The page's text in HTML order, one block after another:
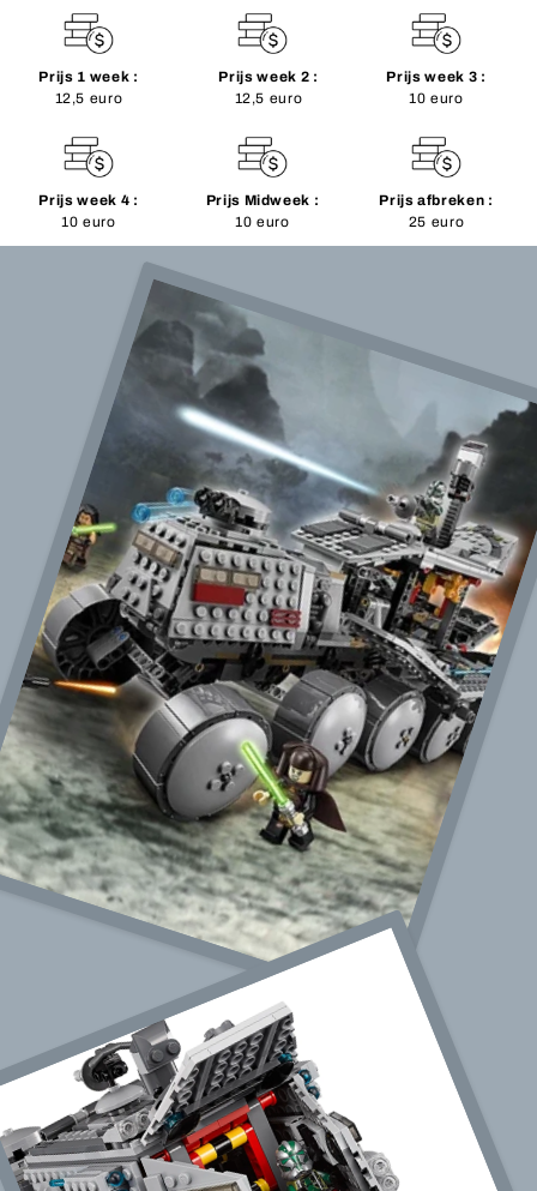
Prijs 1 week :
12,5 euro
Prijs week 2 :
12,5 euro
Prijs week 3 :
10 euro
Prijs week 4 :
10 euro
Prijs Midweek :
10 euro
Prijs afbreken :
25 euro